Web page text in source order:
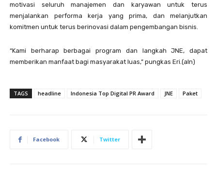
motivasi seluruh manajemen dan karyawan untuk terus
menjalankan performa kerja yang prima, dan melanjutkan
komitmen untuk terus berinovasi dalam pengembangan bisnis.
“Kami berharap berbagai program dan langkah JNE, dapat
memberikan manfaat bagi masyarakat luas,” pungkas Eri.(aln)
TAGS headline Indonesia Top Digital PR Award JNE Paket
Facebook Twitter